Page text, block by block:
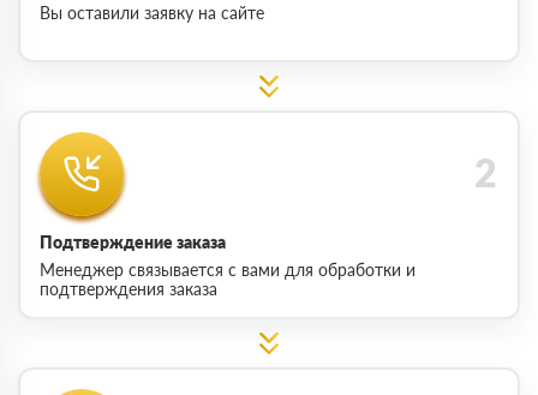
Вы оставили заявку на сайте
Подтверждение заказа
Менеджер связывается с вами для обработки и
подтверждения заказа